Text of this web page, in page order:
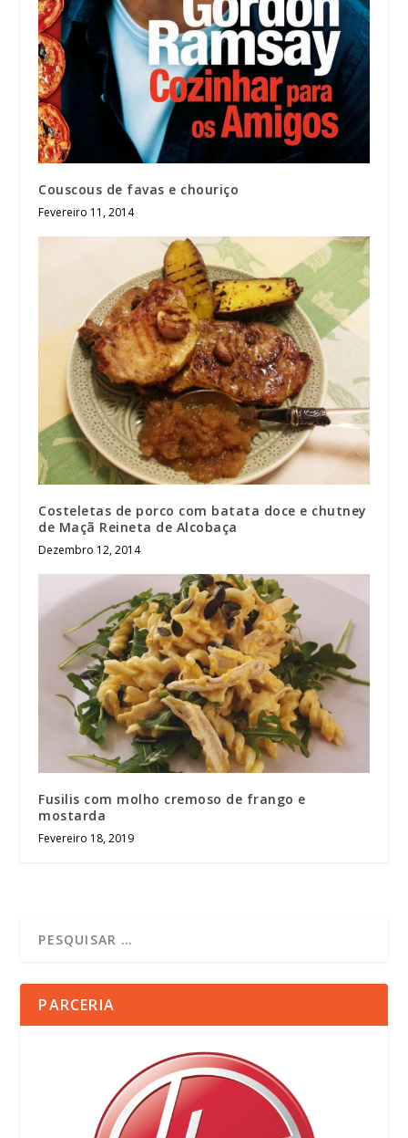
Couscous de favas e chouriço
Fevereiro 11, 2014
Costeletas de porco com batata doce e chutney
de Maçã Reineta de Alcobaça
Dezembro 12, 2014
Fusilis com molho cremoso de frango e
mostarda
Fevereiro 18, 2019
PARCERIA